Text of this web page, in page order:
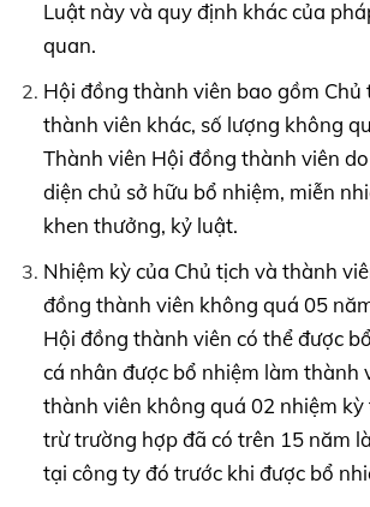
Luật này và quy định khác của
quan.
Hội đồng thành viên bao gồm Chủ
thành viên khác, số lượng không
Thành viên Hội đồng thành viên
diện chủ sở hữu bổ nhiệm, miễn
khen thưởng, kỷ luật.
Nhiệm kỳ của Chủ tịch và thành
đồng thành viên không quá 05
Hội đồng thành viên có thể được
cá nhân được bổ nhiệm làm thành
thành viên không quá 02 nhiệm
trừ trường hợp đã có trên 15 năm
tại công ty đó trước khi được bổ